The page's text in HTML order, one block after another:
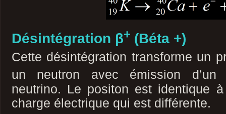
Désintégration β+ (Béta +)
Cette désintégration transforme un
un neutron avec émission d’un
neutrino. Le positon est identique
charge électrique qui est différente.